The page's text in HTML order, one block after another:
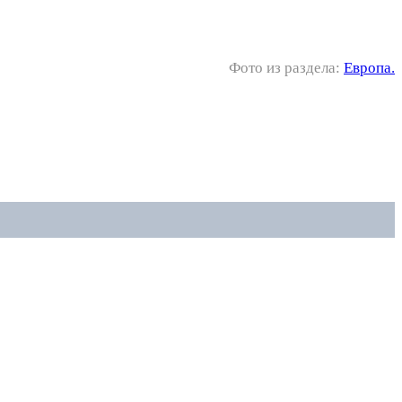
Фото из раздела: Европа.